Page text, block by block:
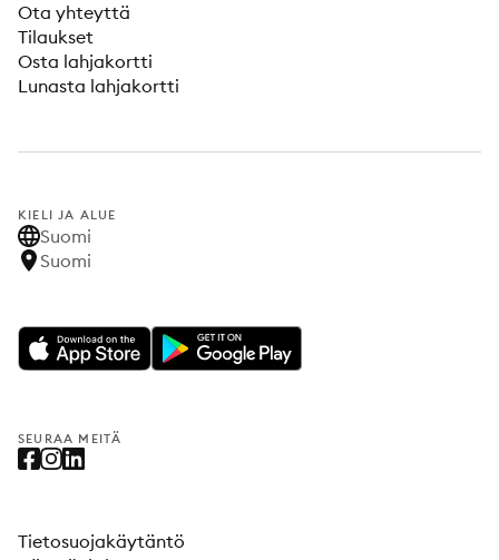
Ota yhteyttä
Tilaukset
Osta lahjakortti
Lunasta lahjakortti
KIELI JA ALUE
Suomi
Suomi
SEURAA MEITÄ
Tietosuojakäytäntö